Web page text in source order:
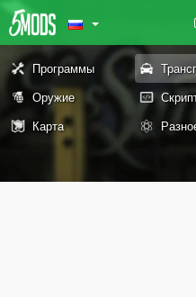
Программы
Оружие
Карта